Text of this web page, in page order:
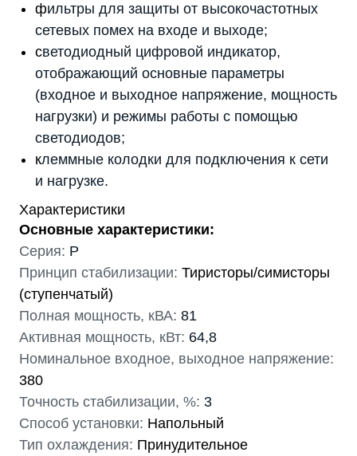
фильтры для защиты от высокочастотных
сетевых помех на входе и выходе;
светодиодный цифровой индикатор,
отображающий основные параметры
(входное и выходное напряжение, мощность
нагрузки) и режимы работы с помощью
светодиодов;
клеммные колодки для подключения к сети
и нагрузке.
Характеристики
Основные характеристики:
Серия: P
Принцип стабилизации: Тиристоры/симисторы
(ступенчатый)
Полная мощность, кВА: 81
Активная мощность, кВт: 64,8
Номинальное входное, выходное напряжение:
380
Точность стабилизации, %: 3
Способ установки: Напольный
Тип охлаждения: Принудительное